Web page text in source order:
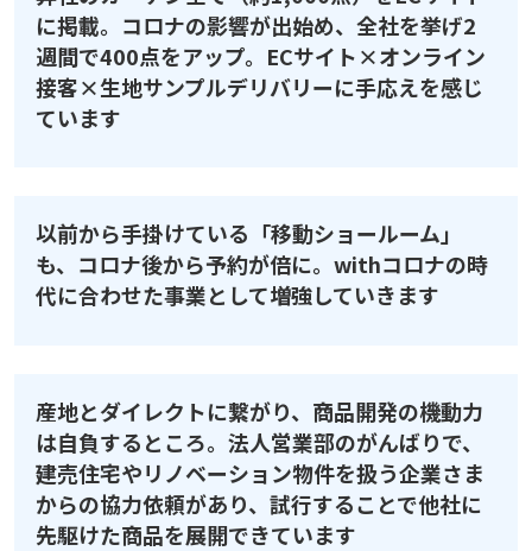
に掲載。コロナの影響が出始め、全社を挙げ2
週間で400点をアップ。ECサイト×オンライン
接客×生地サンプルデリバリーに手応えを感じ
ています
以前から手掛けている「移動ショールーム」
も、コロナ後から予約が倍に。withコロナの時
代に合わせた事業として増強していきます
産地とダイレクトに繋がり、商品開発の機動力
は自負するところ。法人営業部のがんばりで、
建売住宅やリノベーション物件を扱う企業さま
からの協力依頼があり、試行することで他社に
先駆けた商品を展開できています